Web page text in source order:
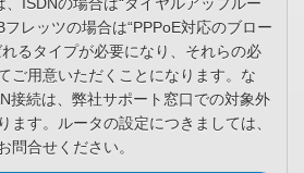
ISDNの場合は“ダイヤルアップルー
レッツの場合は“PPPoE対応のブロー
るタイプが必要になり、それらの必
ご用意いただくことになります。な
接続は、弊社サポート窓口での対象外
ます。ルータの設定につきましては、
問合せください。